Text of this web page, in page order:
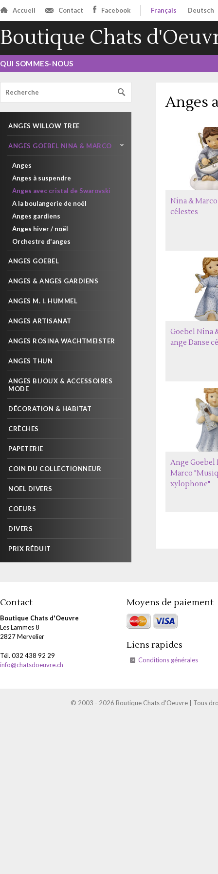
Accueil Contact Facebook Français Deutsch
Boutique Chats
QUI SOMMES-NOUS
ANGES WILLOW TREE
ANGES GOEBEL NINA & MARCO
Anges
Anges à suspendre
Anges avec cristal de Swarovski
A la boulangerie de noël
Anges gardiens
Anges hiver / noël
Orchestre d'anges
ANGES GOEBEL
ANGES & ANGES GARDIENS
ANGES M. I. HUMMEL
ANGES ARTISANAT
ANGES ROSINA WACHTMEISTER
ANGES THUN
ANGES BIJOUX & ACCESSOIRES
MODE
DÉCORATION & HABITAT
CRÈCHES
PAPETERIE
COIN DU COLLECTIONNEUR
NOEL DIVERS
COEURS
DIVERS
PRIX RÉDUIT
Anges
Nina & Marco
célestes
Goebel Nina
ange Danse
Ange Goebel
Marco
xylophone"
Contact
Boutique Chats d'Oeuvre
Les Lammes 8
2827 Mervelier
Tél. 032 438 92 29
info@chatsdoeuvre.ch
Moyens de paiement
Liens rapides
Conditions générales
© 2003 - 2026 Boutique Chats d'Oeuvre | Tous